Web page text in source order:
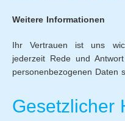
Weitere Informationen
Ihr Vertrauen ist uns
jederzeit Rede und
personenbezogenen Daten
Gesetzlicher